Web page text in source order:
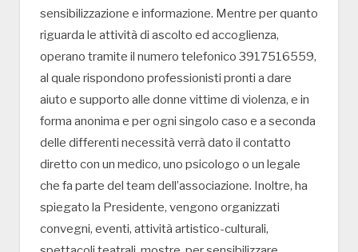
sensibilizzazione e informazione. Mentre per quanto
riguarda le attività di ascolto ed accoglienza,
operano tramite il numero telefonico 3917516559,
al quale rispondono professionisti pronti a dare
aiuto e supporto alle donne vittime di violenza, e in
forma anonima e per ogni singolo caso e a seconda
delle differenti necessità verrà dato il contatto
diretto con un medico, uno psicologo o un legale
che fa parte del team dell’associazione. Inoltre, ha
spiegato la Presidente, vengono organizzati
convegni, eventi, attività artistico-culturali,